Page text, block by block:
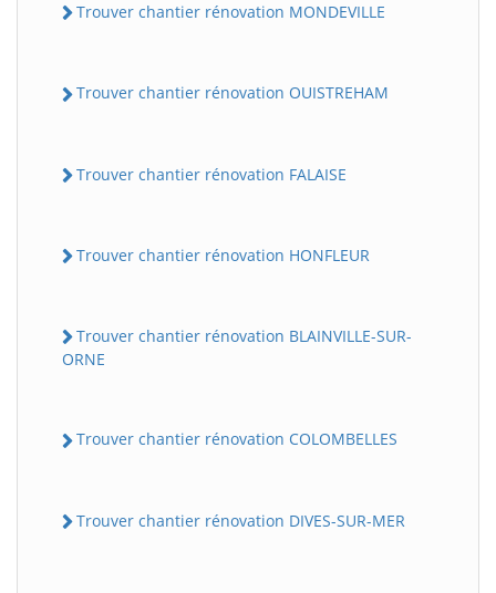
Trouver chantier rénovation MONDEVILLE
Trouver chantier rénovation OUISTREHAM
Trouver chantier rénovation FALAISE
Trouver chantier rénovation HONFLEUR
Trouver chantier rénovation BLAINVILLE-SUR-
ORNE
Trouver chantier rénovation COLOMBELLES
Trouver chantier rénovation DIVES-SUR-MER